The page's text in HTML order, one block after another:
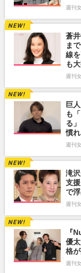
週刊
蒼
ま
線
も
週刊
巨
も
る
慣
週刊
滝
支
で
週刊
『
優
格
週刊